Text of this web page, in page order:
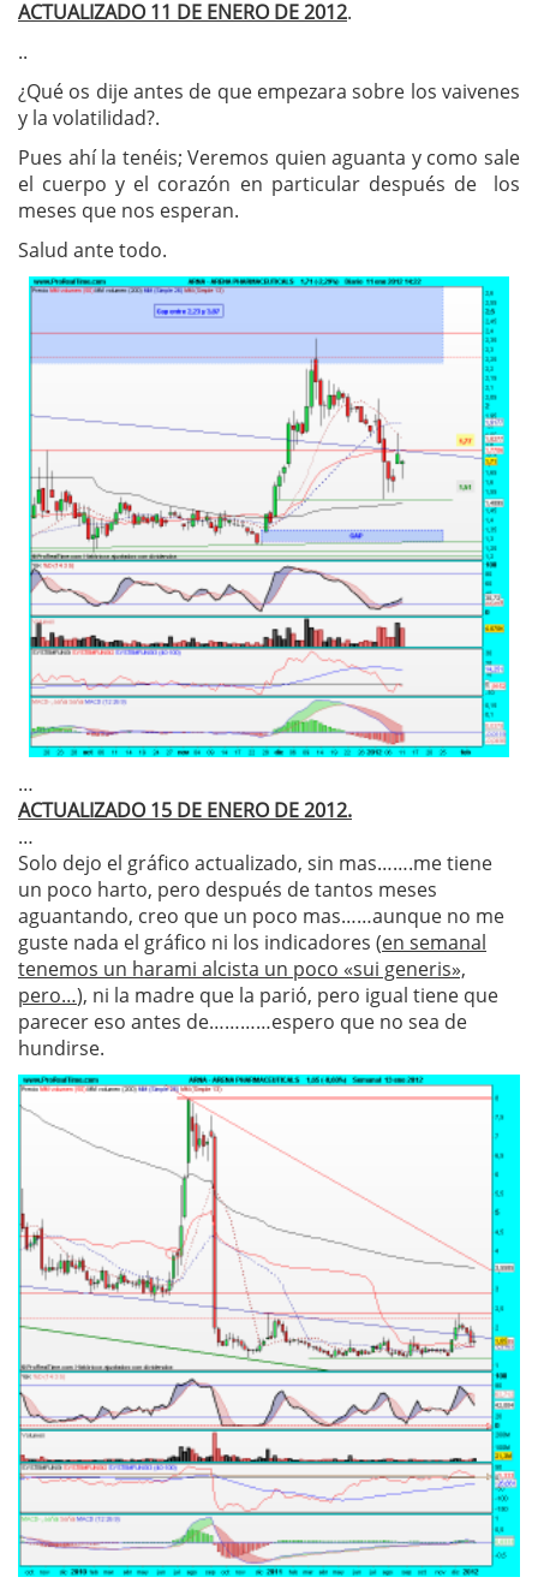
ACTUALIZADO 11 DE ENERO DE 2012.
..
¿Qué os dije antes de que empezara sobre los vaivenes
y la volatilidad?.
Pues ahí la tenéis; Veremos quien aguanta y como sale
el cuerpo y el corazón en particular después de los
meses que nos esperan.
Salud ante todo.
…
ACTUALIZADO 15 DE ENERO DE 2012.
…
Solo dejo el gráfico actualizado, sin mas…….me tiene
un poco harto, pero después de tantos meses
aguantando, creo que un poco mas……aunque no me
guste nada el gráfico ni los indicadores (en semanal
tenemos un harami alcista un poco «sui generis»,
pero…), ni la madre que la parió, pero igual tiene que
parecer eso antes de…………espero que no sea de
hundirse.